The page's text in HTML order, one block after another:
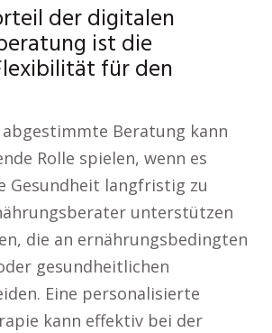
der digitalen
ist die
für den
Beratung kann
Rolle spielen, wenn es
Gesundheit langfristig zu
unterstützen
die an ernährungsbedingten
gesundheitlichen
Eine personalisierte
kann effektiv bei der